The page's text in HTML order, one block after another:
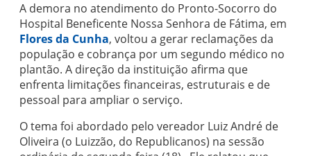
A demora no atendimento do Pronto-Socorro do
Hospital Beneficente Nossa Senhora de Fátima, em
Flores da Cunha, voltou a gerar reclamações da
população e cobrança por um segundo médico no
plantão. A direção da instituição afirma que
enfrenta limitações financeiras, estruturais e de
pessoal para ampliar o serviço.
O tema foi abordado pelo vereador Luiz André de
Oliveira (o Luizzão, do Republicanos) na sessão